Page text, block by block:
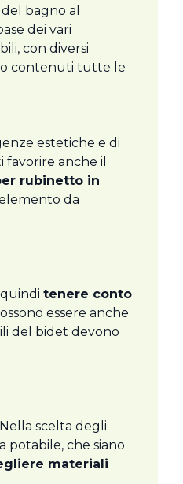
bagno al
dei vari
con diversi
contenuti tutte le
estetiche e di
anche il
rubinetto in
da
tenere conto
essere anche
del bidet devono
Nella scelta degli
potabile, che siano
materiali